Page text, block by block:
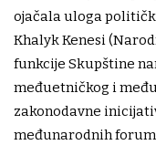
ojačala uloga
Khalyk Kenesi
funkcije Skupštine
međuetničkog i
zakonodavne
međunarodnih